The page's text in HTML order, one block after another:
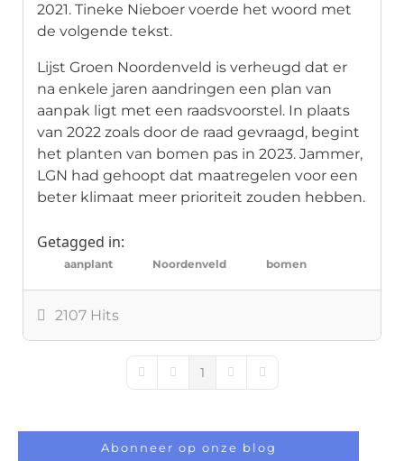
2021. Tineke Nieboer voerde het woord met
de volgende tekst.
Lijst Groen Noordenveld is verheugd dat er
na enkele jaren aandringen een plan van
aanpak ligt met een raadsvoorstel. In plaats
van 2022 zoals door de raad gevraagd, begint
het planten van bomen pas in 2023. Jammer,
LGN had gehoopt dat maatregelen voor een
beter klimaat meer prioriteit zouden hebben.
Getagged in:
aanplant Noordenveld bomen
2107 Hits
First PagePrevious Page
1 Next PageLast Page
Abonneer op onze blog